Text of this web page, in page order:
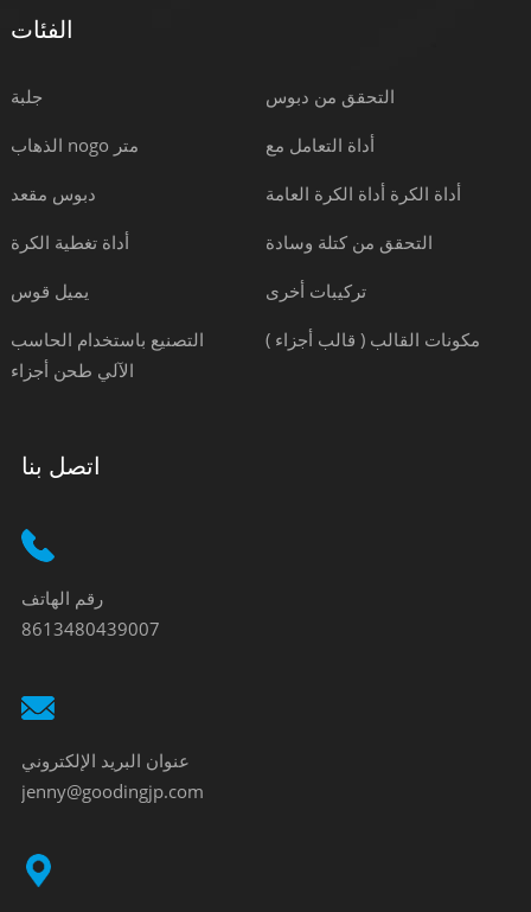
الفئات
جلبة التحقق من دبوس
الذهاب nogo متر أداة التعامل مع
دبوس مقعد أداة الكرة أداة الكرة العامة
أداة تغطية الكرة التحقق من كتلة وسادة
يميل قوس تركيبات أخرى
التصنيع باستخدام الحاسب
الآلي طحن أجزاء
مكونات القالب ( قالب أجزاء )
اتصل بنا
رقم الهاتف
8613480439007
عنوان البريد الإلكتروني
jenny@goodingjp.com